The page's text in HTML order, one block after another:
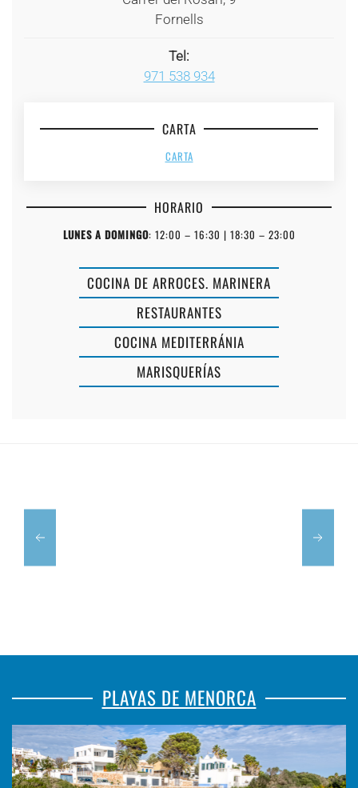
Fornells
Tel:
971 538 934
CARTA
CARTA
HORARIO
LUNES A DOMINGO: 12:00 – 16:30 | 18:30 – 23:00
COCINA DE ARROCES. MARINERA
RESTAURANTES
COCINA MEDITERRÁNIA
MARISQUERÍAS
LA
FONTANA
DE
PLAYAS DE MENORCA